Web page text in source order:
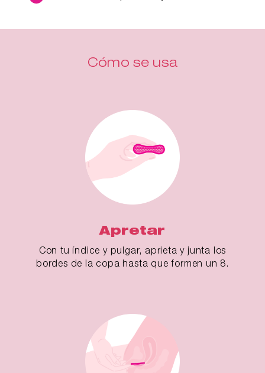
Cómo se usa
Apretar
Con tu índice y pulgar, aprieta y junta los
bordes de la copa hasta que formen un 8.